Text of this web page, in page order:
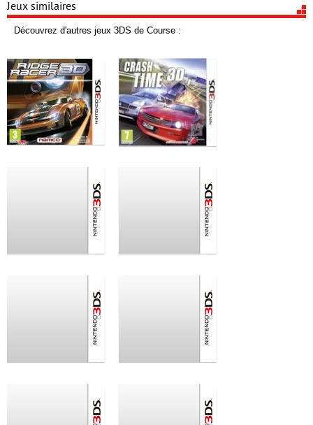
Jeux similaires
Découvrez d'autres jeux 3DS de Course :